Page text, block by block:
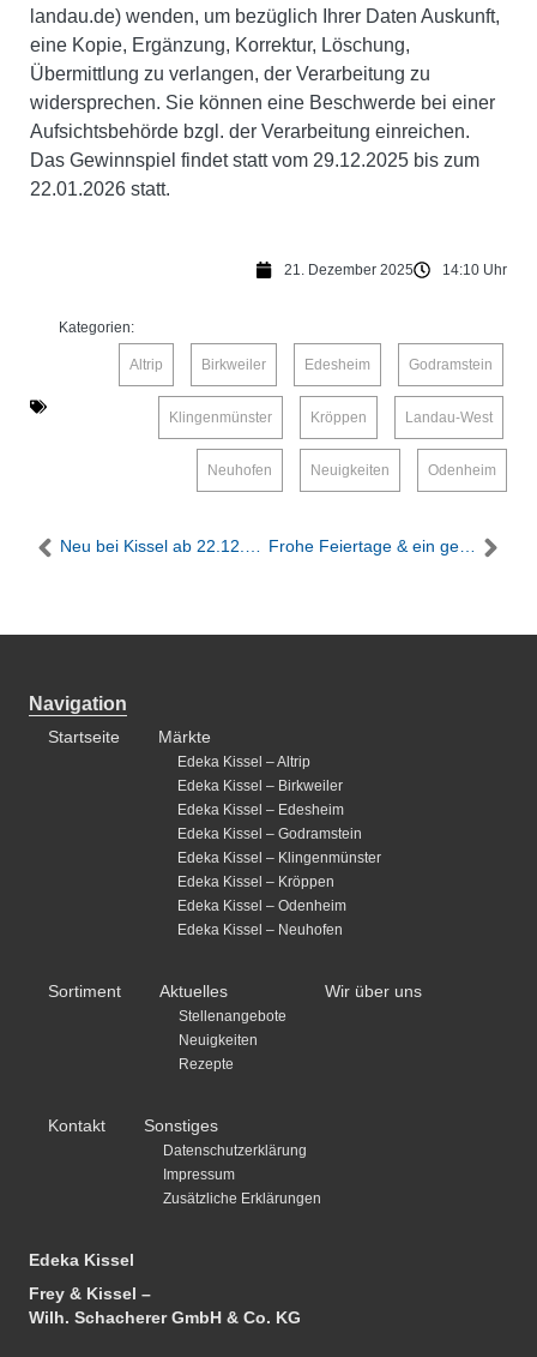
landau.de) wenden, um bezüglich Ihrer Daten Auskunft,
eine Kopie, Ergänzung, Korrektur, Löschung,
Übermittlung zu verlangen, der Verarbeitung zu
widersprechen. Sie können eine Beschwerde bei einer
Aufsichtsbehörde bzgl. der Verarbeitung einreichen.
Das Gewinnspiel findet statt vom 29.12.2025 bis zum
22.01.2026 statt.
21. Dezember 2025 14:10 Uhr
Kategorien:
Altrip Birkweiler Edesheim Godramstein
Klingenmünster Kröppen Landau-West
Neuhofen Neuigkeiten Odenheim
Neu bei Kissel ab 22.12.2025: Die „Pälzer Dasche“ – Chili-Cheese-Daschen und den Saumagen-Daschen! Frohe Feiertage & ein genussvolles neues Jahr mit Edeka Kissel
Navigation
Startseite Märkte
Edeka Kissel – Altrip
Edeka Kissel – Birkweiler
Edeka Kissel – Edesheim
Edeka Kissel – Godramstein
Edeka Kissel – Klingenmünster
Edeka Kissel – Kröppen
Edeka Kissel – Odenheim
Edeka Kissel – Neuhofen
Sortiment Aktuelles
Stellenangebote
Neuigkeiten
Rezepte
Wir über uns
Kontakt Sonstiges
Datenschutzerklärung
Impressum
Zusätzliche Erklärungen
Edeka Kissel
Frey & Kissel –
Wilh. Schacherer GmbH & Co. KG